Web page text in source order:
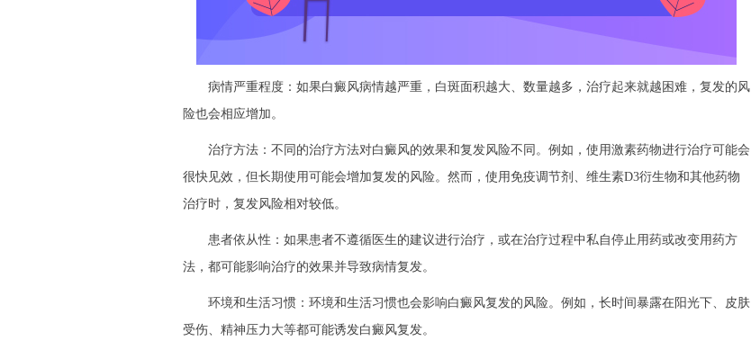
病情严重程度：如果白癜风病情越严重，白斑面积越大、数量越多，治疗起来就越困难，复发的风
险也会相应增加。
治疗方法：不同的治疗方法对白癜风的效果和复发风险不同。例如，使用激素药物进行治疗可能会
很快见效，但长期使用可能会增加复发的风险。然而，使用免疫调节剂、维生素D3衍生物和其他药物
治疗时，复发风险相对较低。
患者依从性：如果患者不遵循医生的建议进行治疗，或在治疗过程中私自停止用药或改变用药方
法，都可能影响治疗的效果并导致病情复发。
环境和生活习惯：环境和生活习惯也会影响白癜风复发的风险。例如，长时间暴露在阳光下、皮肤
受伤、精神压力大等都可能诱发白癜风复发。